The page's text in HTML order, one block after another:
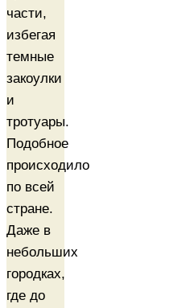
части,
избегая
темные
закоулки
и
тротуары.
Подобное
происходило
по всей
стране.
Даже в
небольших
городках,
где до